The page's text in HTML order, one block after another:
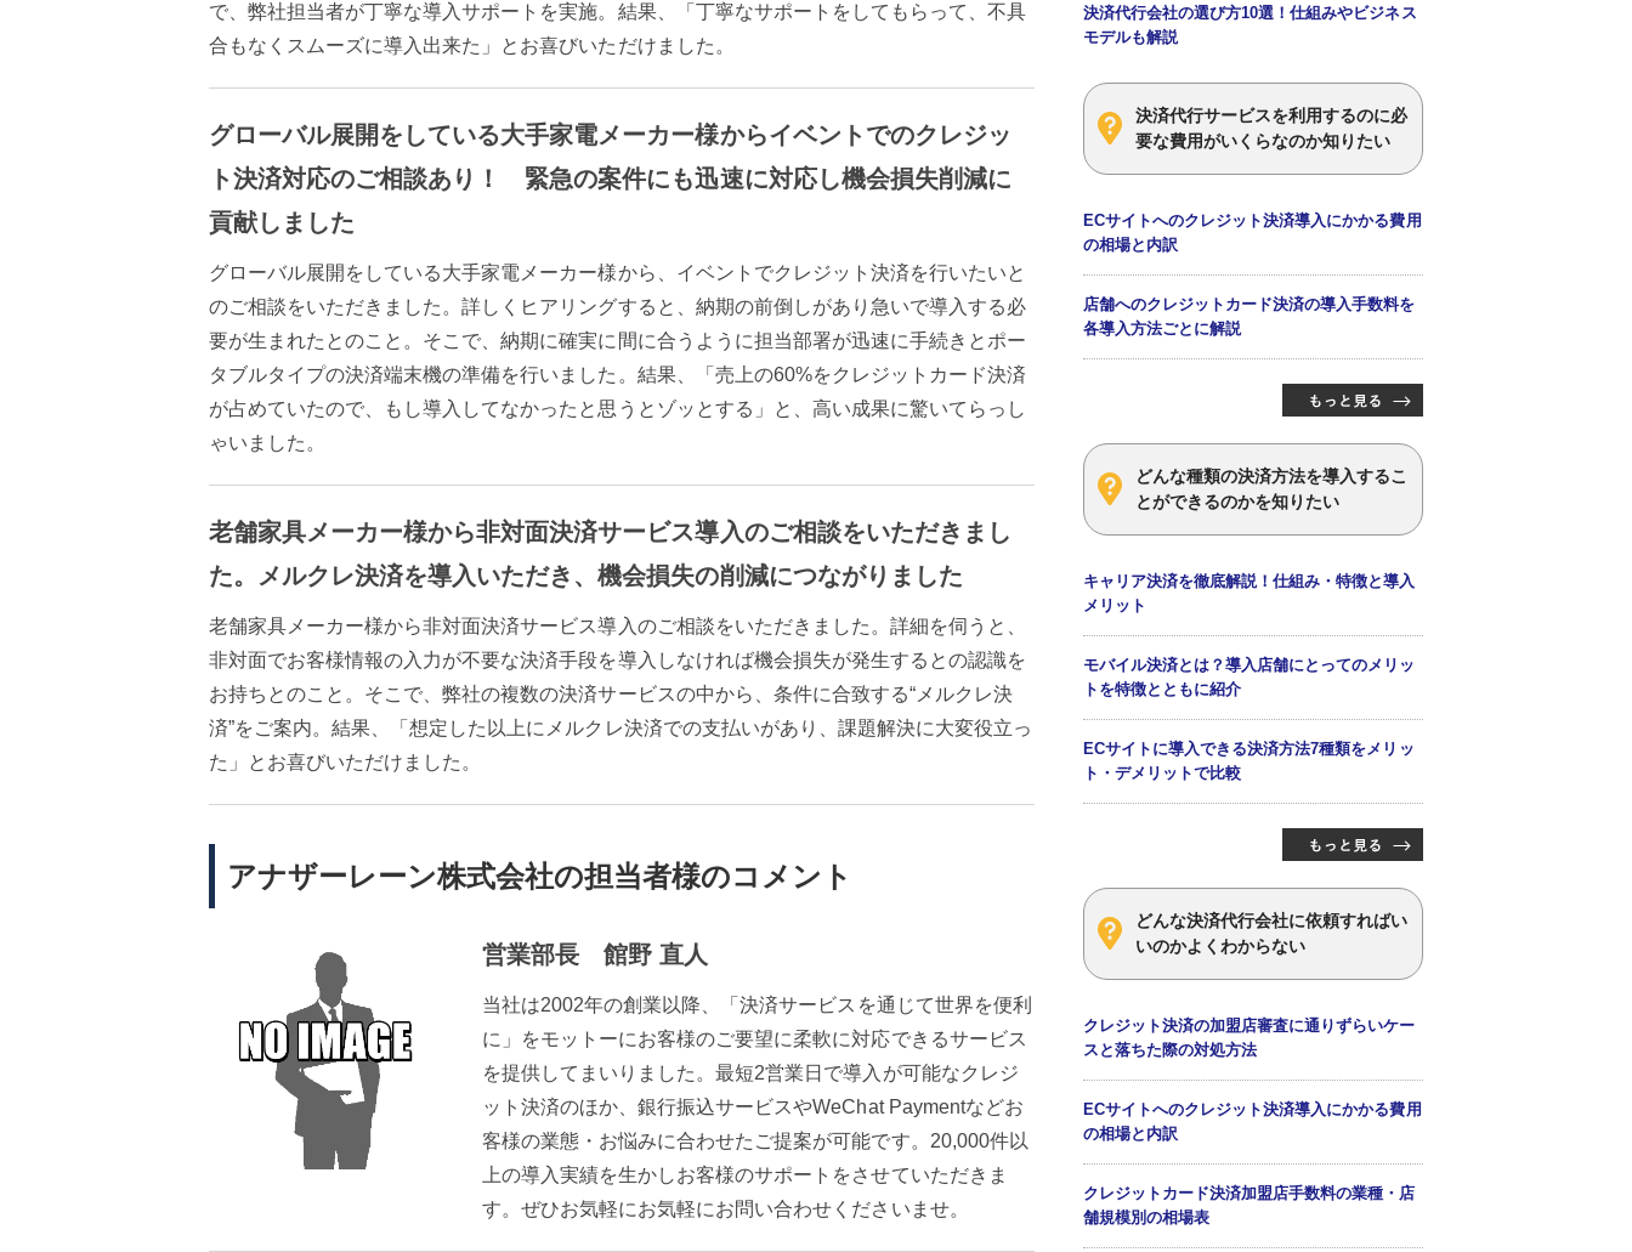
で、弊社担当者が丁寧な導入サポートを実施。結果、「丁寧なサポートをしてもらって、不具
合もなくスムーズに導入出来た」とお喜びいただけました。
グローバル展開をしている大手家電メーカー様からイベントでのクレジッ
ト決済対応のご相談あり！ 緊急の案件にも迅速に対応し機会損失削減に
貢献しました
グローバル展開をしている大手家電メーカー様から、イベントでクレジット決済を行いたいと
のご相談をいただきました。詳しくヒアリングすると、納期の前倒しがあり急いで導入する必
要が生まれたとのこと。そこで、納期に確実に間に合うように担当部署が迅速に手続きとポー
タブルタイプの決済端末機の準備を行いました。結果、「売上の60%をクレジットカード決済
が占めていたので、もし導入してなかったと思うとゾッとする」と、高い成果に驚いてらっし
ゃいました。
老舗家具メーカー様から非対面決済サービス導入のご相談をいただきまし
た。メルクレ決済を導入いただき、機会損失の削減につながりました
老舗家具メーカー様から非対面決済サービス導入のご相談をいただきました。詳細を伺うと、
非対面でお客様情報の入力が不要な決済手段を導入しなければ機会損失が発生するとの認識を
お持ちとのこと。そこで、弊社の複数の決済サービスの中から、条件に合致する“メルクレ決
済”をご案内。結果、「想定した以上にメルクレ決済での支払いがあり、課題解決に大変役立っ
た」とお喜びいただけました。
アナザーレーン株式会社の担当者様のコメント
営業部長 館野 直人
当社は2002年の創業以降、「決済サービスを通じて世界を便利
に」をモットーにお客様のご要望に柔軟に対応できるサービス
を提供してまいりました。最短2営業日で導入が可能なクレジ
ット決済のほか、銀行振込サービスやWeChat Paymentなどお
客様の業態・お悩みに合わせたご提案が可能です。20,000件以
上の導入実績を生かしお客様のサポートをさせていただきま
す。ぜひお気軽にお気軽にお問い合わせくださいませ。
決済代行会社の選び方10選！仕組みやビジネス
モデルも解説
決済代行サービスを利用するのに必
要な費用がいくらなのか知りたい
ECサイトへのクレジット決済導入にかかる費用
の相場と内訳
店舗へのクレジットカード決済の導入手数料を
各導入方法ごとに解説
どんな種類の決済方法を導入するこ
とができるのかを知りたい
キャリア決済を徹底解説！仕組み・特徴と導入
メリット
モバイル決済とは？導入店舗にとってのメリッ
トを特徴とともに紹介
ECサイトに導入できる決済方法7種類をメリッ
ト・デメリットで比較
どんな決済代行会社に依頼すればい
いのかよくわからない
クレジット決済の加盟店審査に通りずらいケー
スと落ちた際の対処方法
ECサイトへのクレジット決済導入にかかる費用
の相場と内訳
クレジットカード決済加盟店手数料の業種・店
舗規模別の相場表